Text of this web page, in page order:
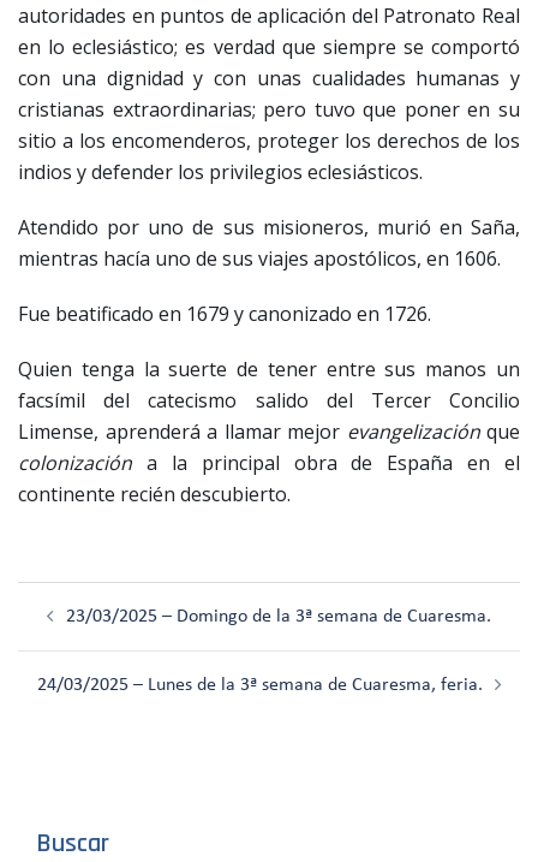
autoridades en puntos de aplicación del Patronato Real
en lo eclesiástico; es verdad que siempre se comportó
con una dignidad y con unas cualidades humanas y
cristianas extraordinarias; pero tuvo que poner en su
sitio a los encomenderos, proteger los derechos de los
indios y defender los privilegios eclesiásticos.
Atendido por uno de sus misioneros, murió en Saña,
mientras hacía uno de sus viajes apostólicos, en 1606.
Fue beatificado en 1679 y canonizado en 1726.
Quien tenga la suerte de tener entre sus manos un
facsímil del catecismo salido del Tercer Concilio
Limense, aprenderá a llamar mejor evangelización que
colonización a la principal obra de España en el
continente recién descubierto.
23/03/2025 – Domingo de la 3ª semana de Cuaresma.
24/03/2025 – Lunes de la 3ª semana de Cuaresma, feria.
Buscar